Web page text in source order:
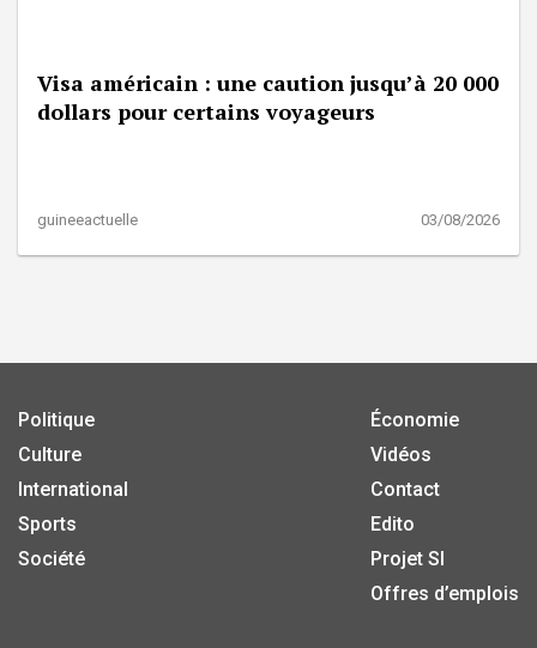
Visa américain : une caution jusqu’à 20 000
dollars pour certains voyageurs
guineeactuelle 03/08/2026
Politique
Culture
International
Sports
Société
Économie
Vidéos
Contact
Edito
Projet SI
Offres d’emplois